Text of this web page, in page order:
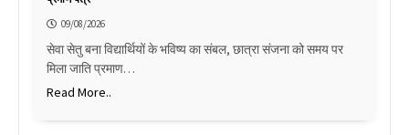
09/08/2026
सेवा सेतु बना विद्यार्थियों के भविष्य का संबल, छात्रा संजना को समय पर
मिला जाति प्रमाण…
Read More..